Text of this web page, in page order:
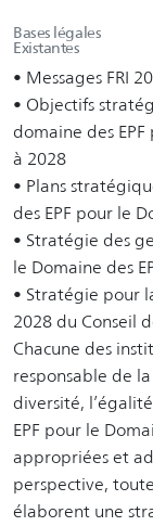
Bases légales
Existantes
• Messages FRI
• Objectifs
domaine des
à 2028
• Plans
des EPF pour le
• Stratégie des
le Domaine des
• Stratégie pour
2028 du Conseil
Chacune des
responsable de
diversité,
EPF pour le
appropriées et
perspective,
élaborent une